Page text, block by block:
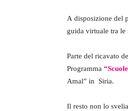
A disposizione del
guida virtuale tra
Parte del ricavato
Programma
Amal” in Siria.
Il resto non lo